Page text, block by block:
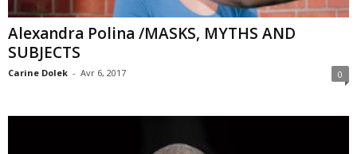
Alexandra Polina /MASKS, MYTHS AND
SUBJECTS
Carine Dolek - Avr 6, 2017 0